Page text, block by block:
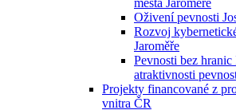
města Jaroměře
Oživení pevnosti
Rozvoj
Jaroměře
Pevnosti bez
atraktivnosti
Projekty financované z
vnitra ČR